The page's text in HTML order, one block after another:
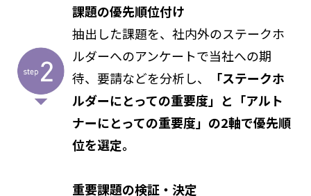
課題の優先順位付け
抽出した課題を、社内外のステークホ
ルダーへのアンケートで当社への期
待、要請などを分析し、
「ステークホ
ルダーにとっての重要度」と「アルト
ナーにとっての重要度」の2軸で優先順
位を選定。
重要課題の検証・決定